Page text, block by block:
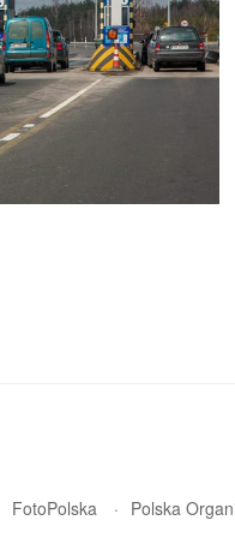
FotoPolska Polska